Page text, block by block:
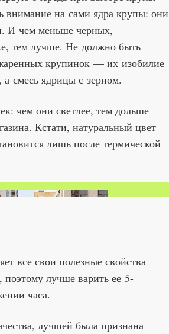
внимание на сами ядра крупы: они
И чем меньше черных,
тем лучше. Не должно быть
крупинок — их изобилие
а смесь ядрицы с зерном.
чем они светлее, тем дольше
Кстати, натуральный цвет
лишь после термической
все свои полезные свойства
поэтому лучше варить ее 5-
часа.
лучшей была признана